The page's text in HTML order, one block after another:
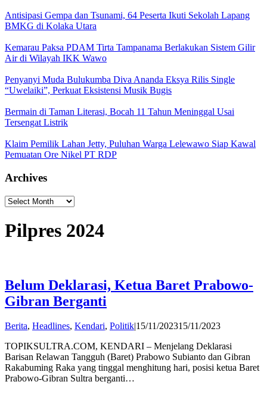
Antisipasi Gempa dan Tsunami, 64 Peserta Ikuti Sekolah Lapang
BMKG di Kolaka Utara
Kemarau Paksa PDAM Tirta Tampanama Berlakukan Sistem Gilir
Air di Wilayah IKK Wawo
Penyanyi Muda Bulukumba Diva Ananda Eksya Rilis Single
“Uwelaiki”, Perkuat Eksistensi Musik Bugis
Bermain di Taman Literasi, Bocah 11 Tahun Meninggal Usai
Tersengat Listrik
Klaim Pemilik Lahan Jetty, Puluhan Warga Lelewawo Siap Kawal
Pemuatan Ore Nikel PT RDP
Archives
Archives
Pilpres 2024
Belum Deklarasi, Ketua Baret Prabowo-
Gibran Berganti
Berita, Headlines, Kendari, Politik 15/11/202315/11/2023by
Hatta
TOPIKSULTRA.COM, KENDARI – Menjelang Deklarasi
Barisan Relawan Tangguh (Baret) Prabowo Subianto dan Gibran
Rakabuming Raka yang tinggal menghitung hari, posisi ketua Baret
Prabowo-Gibran Sultra berganti…